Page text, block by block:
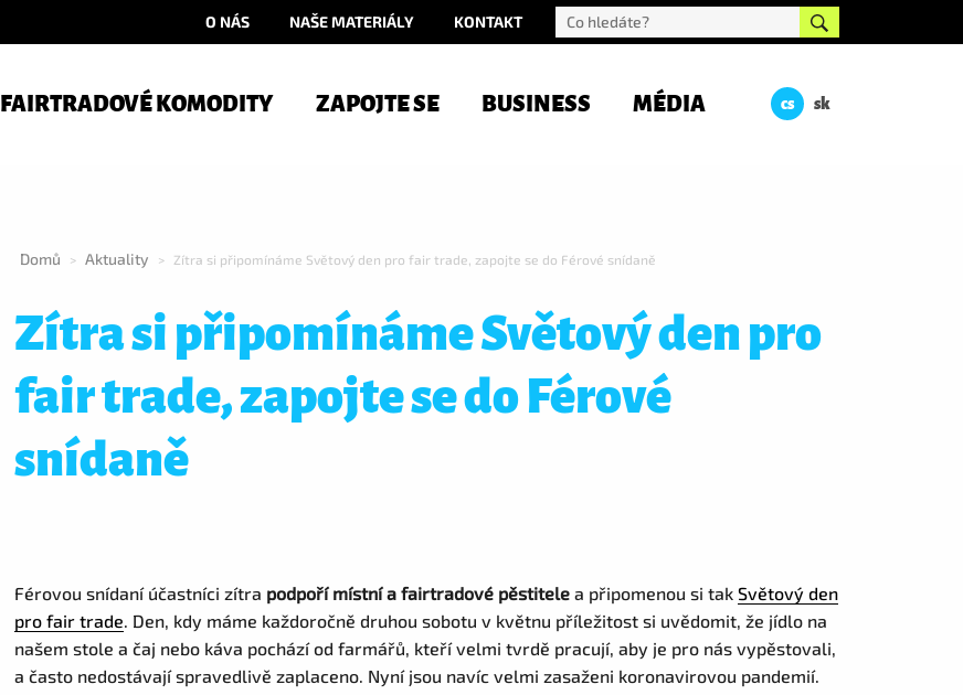
O NÁS NAŠE MATERIÁLY KONTAKT
FAIRTRADOVÉ KOMODITY ZAPOJTE SE BUSINESS MÉDIA cs sk
Domů > Aktuality > Zítra si připomínáme Světový den pro fair trade, zapojte se do Férové snídaně
Zítra si připomínáme Světový den pro
fair trade, zapojte se do Férové
snídaně
Férovou snídaní účastníci zítra podpoří místní a fairtradové pěstitele a připomenou si takSvětový den
pro fair trade. Den, kdy máme každoročně druhou sobotu v květnu příležitost si uvědomit, že jídlo na
našem stole a čaj nebo káva pochází od farmářů, kteří velmi tvrdě pracují, aby je pro nás vypěstovali,
a často nedostávají spravedlivě zaplaceno. Nyní jsou navíc velmi zasaženi koronavirovou pandemií.